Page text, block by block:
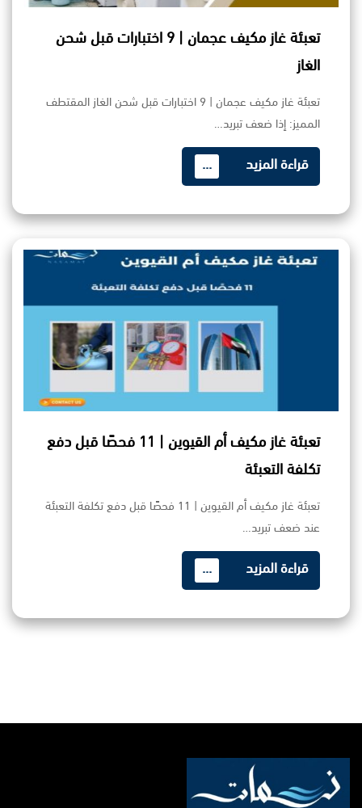
تعبئة غاز مكيف عجمان | 9 اختبارات قبل شحن
الغاز
تعبئة غاز مكيف عجمان | 9 اختبارات قبل شحن الغاز المقتطف
المميز: إذا ضعف تبريد…
قراءة المزيد ...
تعبئة غاز مكيف أم القيوين | 11 فحصًا قبل دفع
تكلفة التعبئة
تعبئة غاز مكيف أم القيوين | 11 فحصًا قبل دفع تكلفة التعبئة
عند ضعف تبريد…
قراءة المزيد ...